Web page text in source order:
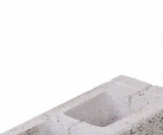
decorativa